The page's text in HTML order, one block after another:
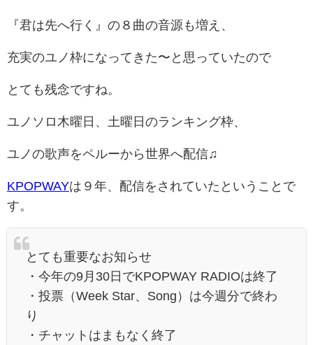
『君は先へ行く』の８曲の音源も増え、
充実のユノ枠になってきた〜と思っていたので
とても残念ですね。
ユノソロ木曜日、土曜日のランキング枠、
ユノの歌声をペルーから世界へ配信♫
KPOPWAYは９年、配信をされていたということで
す。
とても重要なお知らせ
・今年の9月30日でKPOPWAY RADIOは終了
・投票（Week Star、Song）は今週分で終わ
り
・チャットはまもなく終了